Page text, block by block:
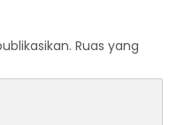
Ruas yang